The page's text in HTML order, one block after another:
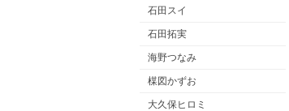
石田スイ
石田拓実
海野つなみ
楳図かずお
大久保ヒロミ